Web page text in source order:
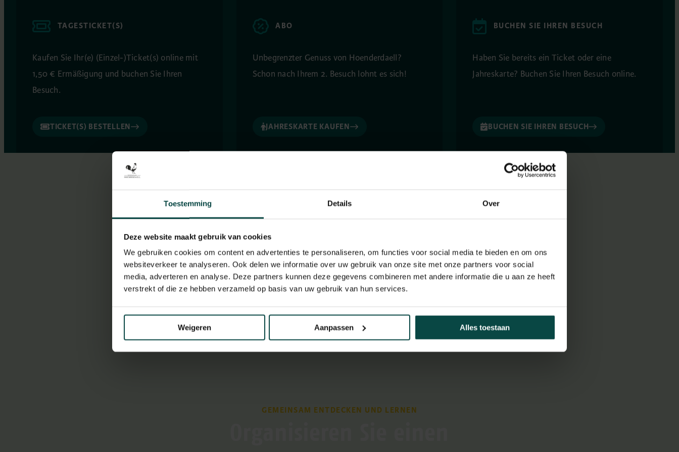
Toestemming Details Over
Deze website maakt gebruik van cookies
We gebruiken cookies om content en advertenties te personaliseren, om functies voor social media te bieden en om ons
websiteverkeer te analyseren. Ook delen we informatie over uw gebruik van onze site met onze partners voor social
media, adverteren en analyse. Deze partners kunnen deze gegevens combineren met andere informatie die u aan ze heeft
verstrekt of die ze hebben verzameld op basis van uw gebruik van hun services.
Weigeren Aanpassen Alles toestaan
TAGESTICKET(S)
Kaufen Sie Ihr(e) (Einzel-)Ticket(s) online mit
1,50 € Ermäßigung und buchen Sie Ihren
Besuch.
TICKET(S) BESTELLEN
ABO
Unbegrenzter Genuss von Hoenderdaell?
Schon nach Ihrem 2. Besuch lohnt es sich!
JAHRESKARTE KAUFEN
BUCHEN SIE IHREN BESUCH
Haben Sie bereits ein Ticket oder eine
Jahreskarte? Buchen Sie Ihren Besuch online.
BUCHEN SIE IHREN BESUCH
Häufig gestellte Fragen zu
Tickets und Abonnements
Ich habe bereits eine Jahreskarte, wie kann ich sie verlängern?
GEMEINSAM ENTDECKEN UND LERNEN